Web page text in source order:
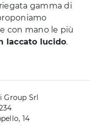
gamma di
con mano le più
laccato lucido.
Group Srl
14